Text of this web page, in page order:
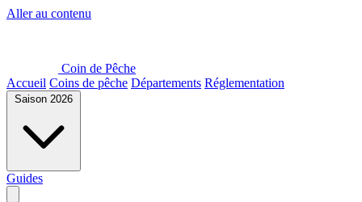
Aller au contenu
Coin de Pêche
Accueil Coins de pêche Départements Réglementation
Saison 2026
Guides